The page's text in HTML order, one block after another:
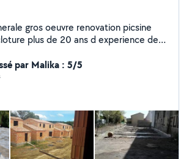
gros oeuvre renovation picsine
plus de 20 ans d experience devis
par Malika : 5/5